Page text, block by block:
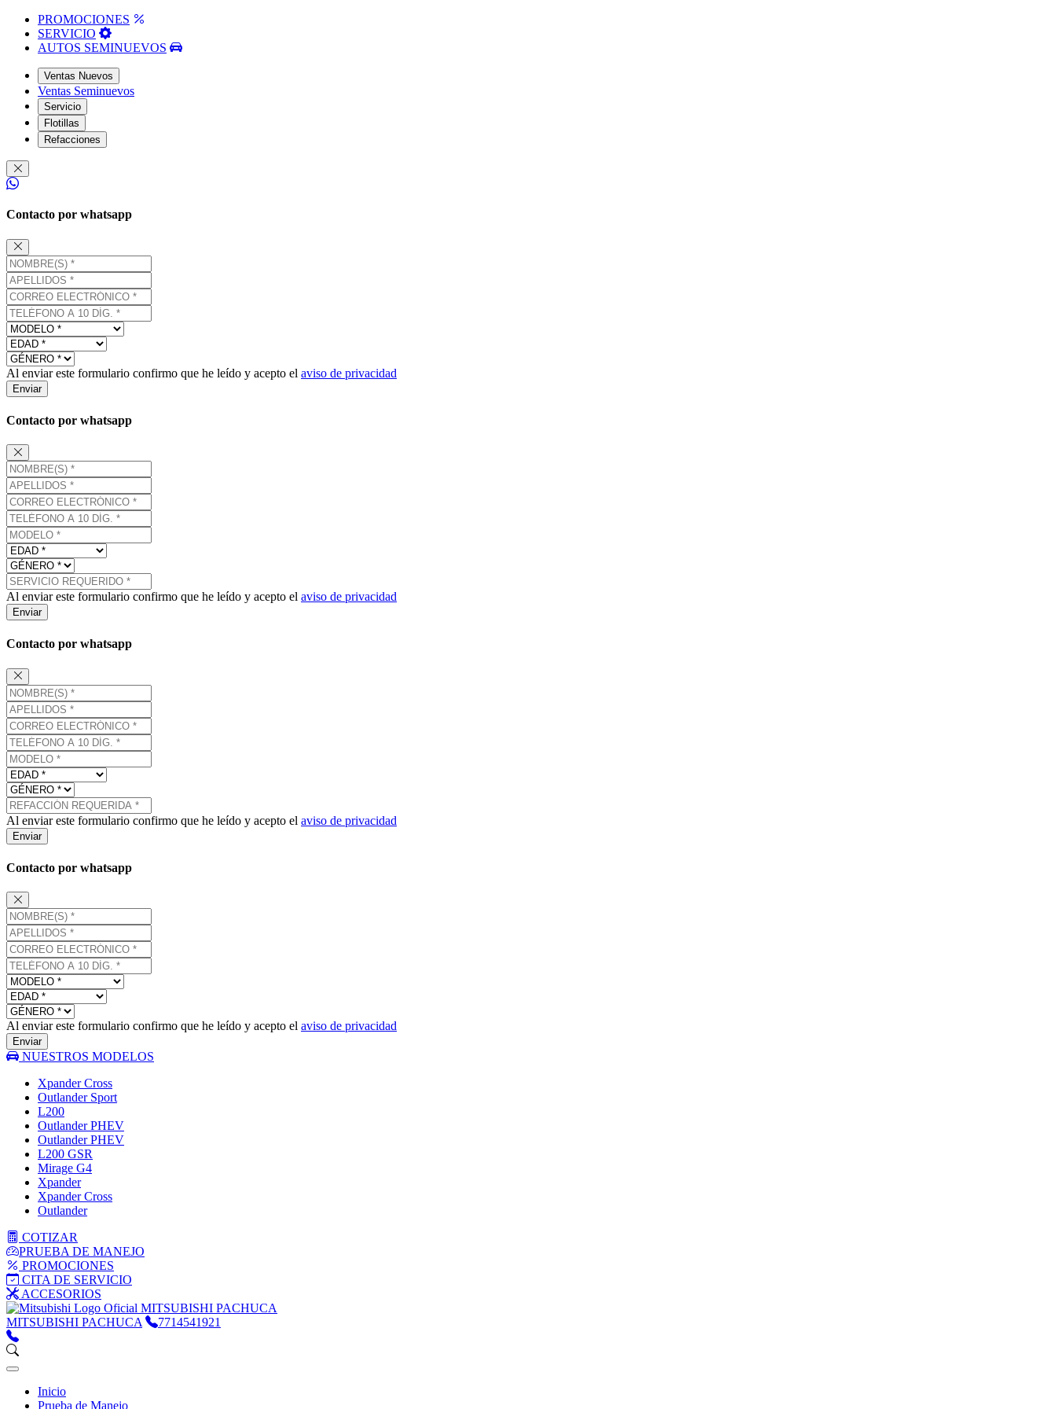
PROMOCIONES
SERVICIO
AUTOS SEMINUEVOS
Ventas Nuevos
Ventas Seminuevos
Servicio
Flotillas
Refacciones
Contacto por whatsapp
Al enviar este formulario confirmo que he leído y acepto el aviso de privacidad
Enviar
Contacto por whatsapp
Al enviar este formulario confirmo que he leído y acepto el aviso de privacidad
Enviar
Contacto por whatsapp
Al enviar este formulario confirmo que he leído y acepto el aviso de privacidad
Enviar
Contacto por whatsapp
Al enviar este formulario confirmo que he leído y acepto el aviso de privacidad
Enviar
NUESTROS MODELOS
Xpander Cross
Outlander Sport
L200
Outlander PHEV
Outlander PHEV
L200 GSR
Mirage G4
Xpander
Xpander Cross
Outlander
COTIZAR
PRUEBA DE MANEJO
PROMOCIONES
CITA DE SERVICIO
ACCESORIOS
MITSUBISHI PACHUCA
MITSUBISHI PACHUCA
7714541921
Inicio
Prueba de Manejo